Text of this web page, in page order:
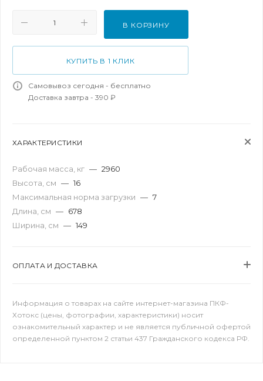
В КОРЗИНУ
КУПИТЬ В 1 КЛИК
Самовывоз сегодня - бесплатно
Доставка завтра - 390 ₽
ХАРАКТЕРИСТИКИ
Рабочая масса, кг — 2960
Высота, см — 16
Максимальная норма загрузки — 7
Длина, см — 678
Ширина, см — 149
ОПЛАТА И ДОСТАВКА
Информация о товарах на сайте интернет-магазина ПКФ-
Хотокс (цены, фотографии, характеристики) носит
ознакомительный характер и не является публичной офертой
определенной пунктом 2 статьи 437 Гражданского кодекса РФ.